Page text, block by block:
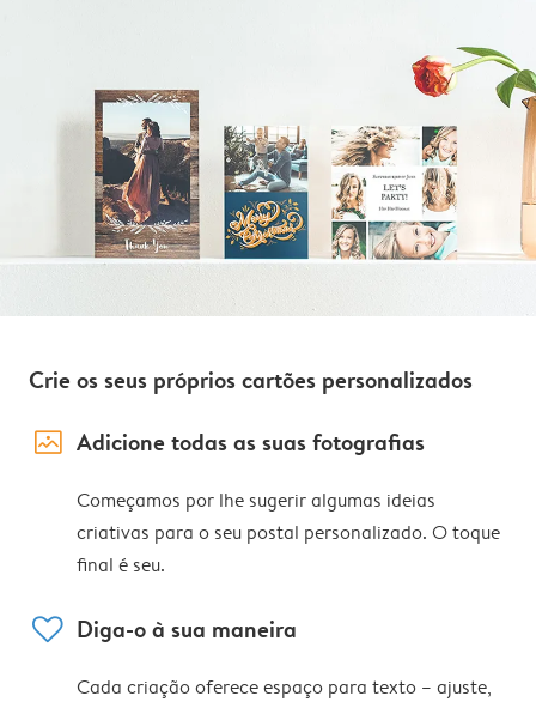
Crie os seus próprios cartões personalizados
image_placeholder Adicione todas as suas fotografias
Começamos por lhe sugerir algumas ideias
criativas para o seu postal personalizado. O toque
final é seu.
heart Diga-o à sua maneira
Cada criação oferece espaço para texto – ajuste,